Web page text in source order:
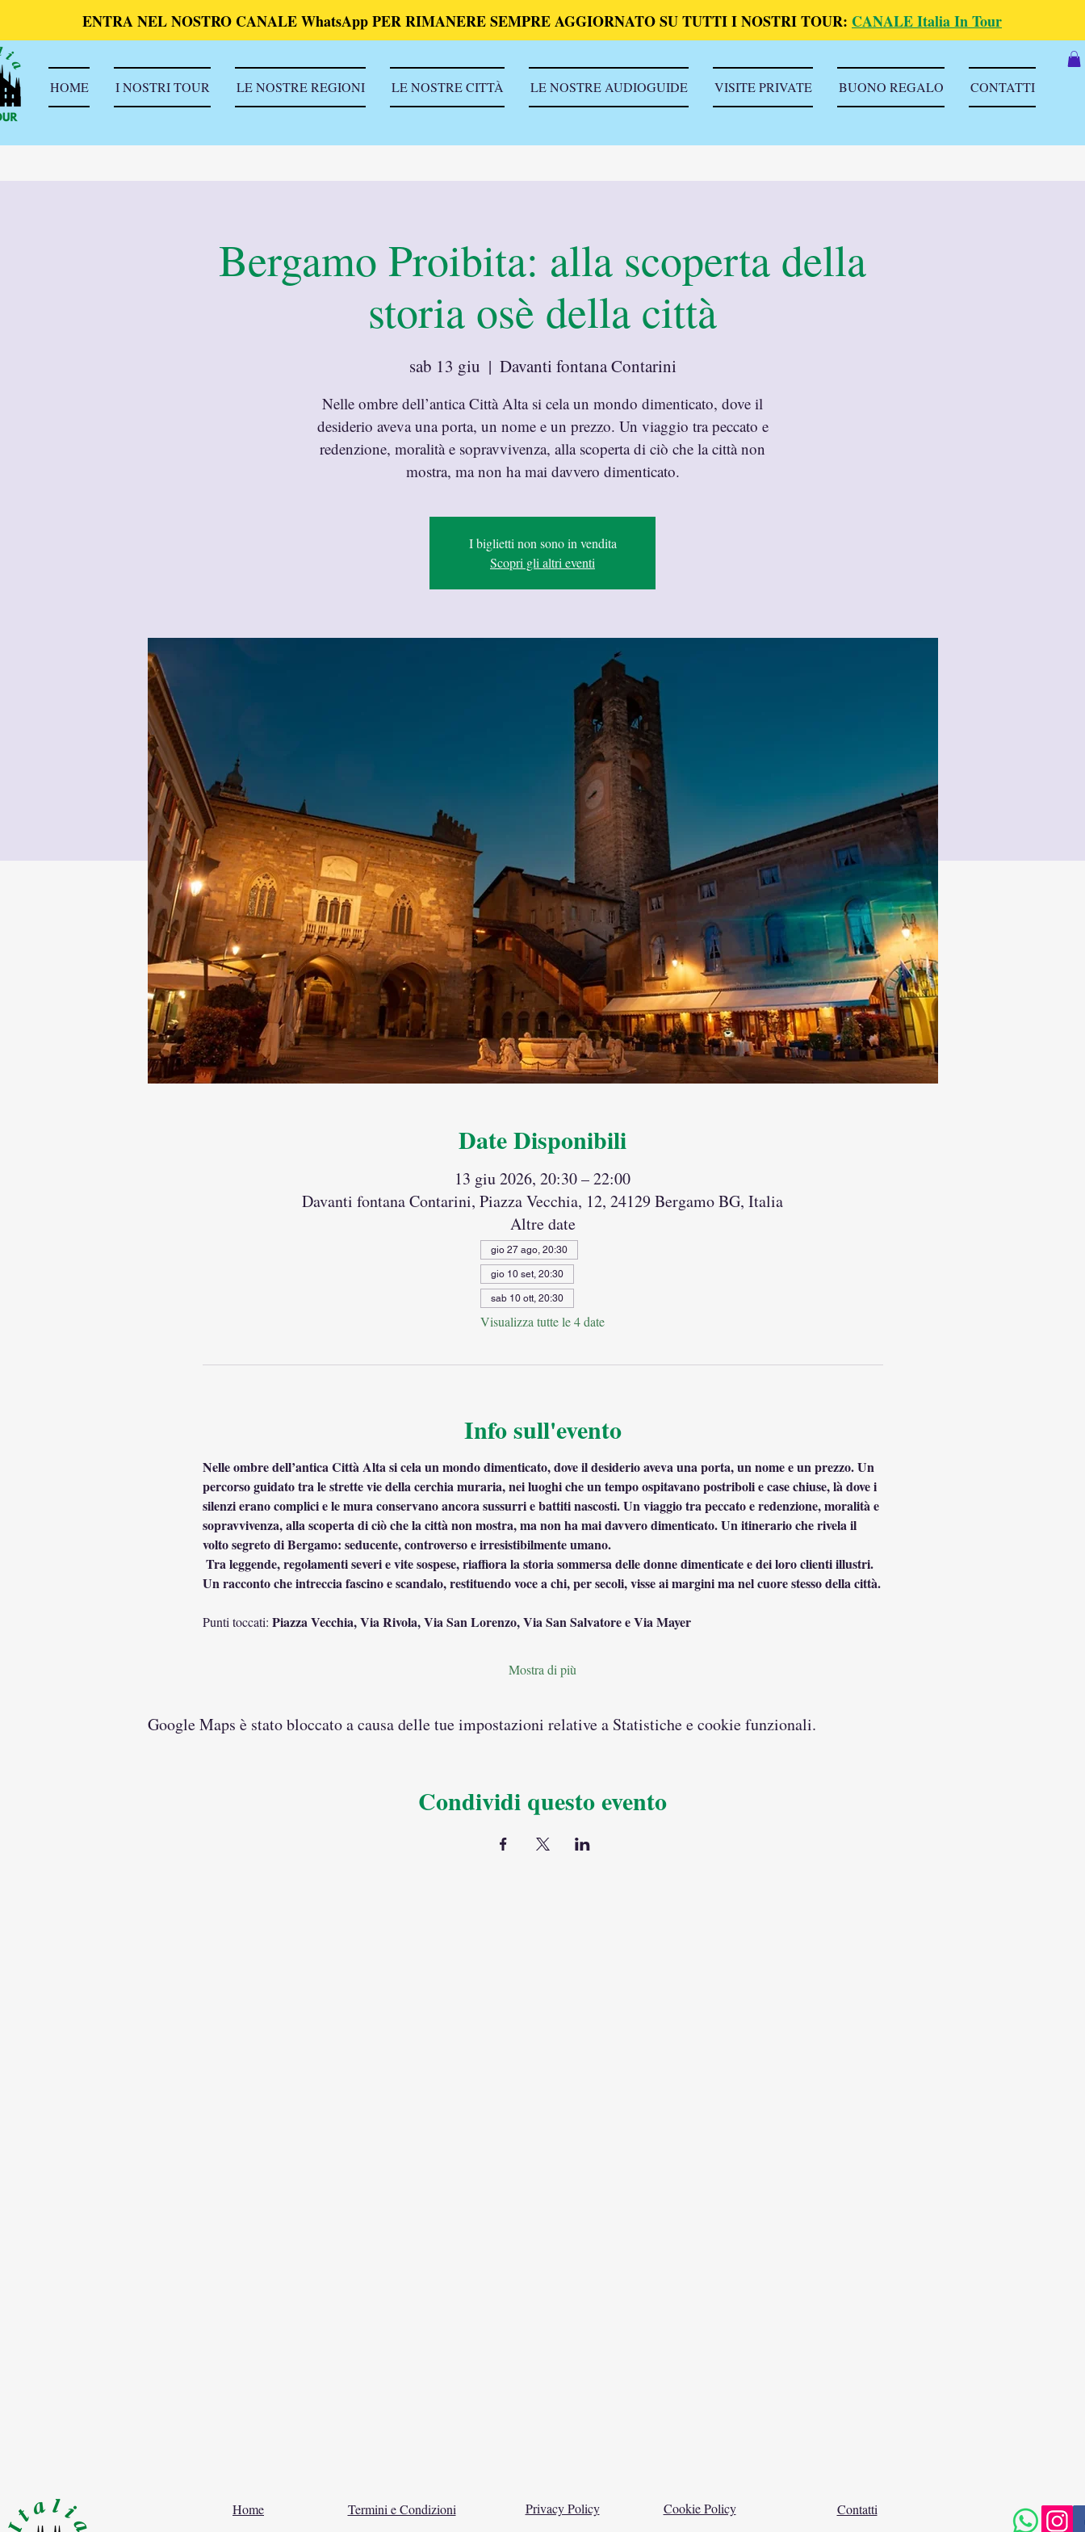
ENTRA NEL NOSTRO CANALE WhatsApp PER RIMANERE SEMPRE AGGIORNATO SU TUTTI I NOSTRI TOUR: CANALE Italia In Tour
HOME I NOSTRI TOUR LE NOSTRE REGIONI LE NOSTRE CITTÀ LE NOSTRE AUDIOGUIDE VISITE PRIVATE BUONO REGALO CONTATTI
Bergamo Proibita: alla scoperta della
storia osè della città
sab 13 giu
  |
Davanti fontana Contarini
Nelle ombre dell’antica Città Alta si cela un mondo dimenticato, dove il
desiderio aveva una porta, un nome e un prezzo. Un viaggio tra peccato e
redenzione, moralità e sopravvivenza, alla scoperta di ciò che la città non
mostra, ma non ha mai davvero dimenticato.
I biglietti non sono in vendita
Scopri gli altri eventi
Date Disponibili
13 giu 2026, 20:30 – 22:00
Davanti fontana Contarini, Piazza Vecchia, 12, 24129 Bergamo BG, Italia
Altre date
gio 27 ago, 20:30
gio 10 set, 20:30
sab 10 ott, 20:30
Visualizza tutte le 4 date
Info sull'evento
Nelle ombre dell’antica Città Alta si cela un mondo dimenticato, dove il desiderio aveva una porta, un nome e un prezzo. Un
percorso guidato tra le strette vie della cerchia muraria, nei luoghi che un tempo ospitavano postriboli e case chiuse, là dove i
silenzi erano complici e le mura conservano ancora sussurri e battiti nascosti. Un viaggio tra peccato e redenzione, moralità e
sopravvivenza, alla scoperta di ciò che la città non mostra, ma non ha mai davvero dimenticato. Un itinerario che rivela il
volto segreto di Bergamo: seducente, controverso e irresistibilmente umano.
Un racconto che intreccia fascino e scandalo, restituendo voce a chi, per secoli, visse ai margini ma nel cuore stesso della città.
Punti toccati: Piazza Vecchia, Via Rivola, Via San Lorenzo, Via San Salvatore e Via Mayer
Mostra di più
Google Maps è stato bloccato a causa delle tue impostazioni relative a Statistiche e cookie funzionali.
Condividi questo evento
Home Termini e Condizioni Privacy Policy Cookie Policy Contatti